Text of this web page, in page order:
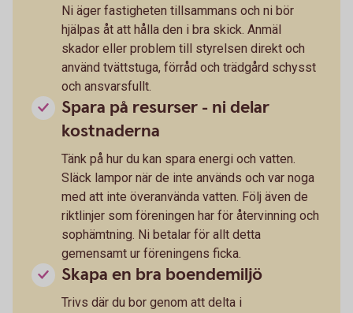
Ni äger fastigheten tillsammans och ni bör
hjälpas åt att hålla den i bra skick. Anmäl
skador eller problem till styrelsen direkt och
använd tvättstuga, förråd och trädgård schysst
och ansvarsfullt.
Spara på resurser - ni delar
kostnaderna
Tänk på hur du kan spara energi och vatten.
Släck lampor när de inte används och var noga
med att inte överanvända vatten. Följ även de
riktlinjer som föreningen har för återvinning och
sophämtning. Ni betalar för allt detta
gemensamt ur föreningens ficka.
Skapa en bra boendemiljö
Trivs där du bor genom att delta i